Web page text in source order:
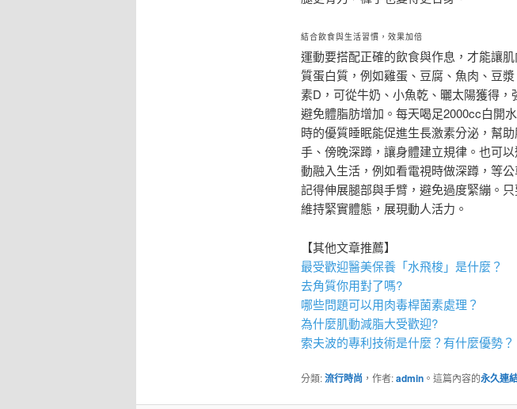
結合飲食與生活習慣，效果加倍
運動要搭配正確的飲食與作息，才能讓
質蛋白質，例如雞蛋、豆腐、魚肉、豆
素D，可從牛奶、小魚乾、曬太陽獲得，
避免體脂肪增加。每天喝足2000cc白開
時的優質睡眠能促進生長激素分泌，幫
手、傍晚深蹲，讓身體建立規律。也可
動融入生活，例如看電視時做深蹲，等
記得伸展腿部與手臂，避免過度緊繃。
維持緊實體態，展現動人活力。
【其他文章推薦】
最受歡迎醫美保養「水飛梭」是什麼？
去角質你用對了嗎?
哪些問題可以用肉毒桿菌素處理？
為什麼肌動減脂大受歡迎?
索夫波的專利技術是什麼？有什麼優勢？
分類:流行時尚 ，作者:admin。這篇內容的永久連